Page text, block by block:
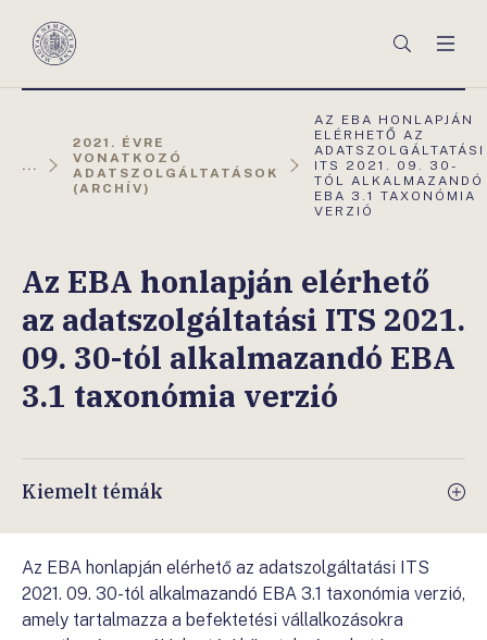
Magyar
Keresés
...
2021. ÉVRE
VONATKOZÓ
ADATSZOLGÁLTATÁSOK
(ARCHÍV)
AKTUÁLIS
OLDAL:
AZ EBA HONLAPJÁN
ELÉRHETŐ AZ
ADATSZOLGÁLTATÁSI
ITS 2021. 09. 30-
TÓL ALKALMAZANDÓ
EBA 3.1 TAXONÓMIA
VERZIÓ
Az EBA honlapján elérhető
az adatszolgáltatási ITS 2021.
09. 30-tól alkalmazandó EBA
3.1 taxonómia verzió
Kiemelt témák
Az EBA honlapján elérhető az adatszolgáltatási ITS
2021. 09. 30-tól alkalmazandó EBA 3.1 taxonómia verzió,
amely tartalmazza a befektetési vállalkozásokra